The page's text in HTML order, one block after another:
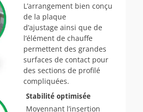
L’arrangement bien conçu
de la plaque
d’ajustage ainsi que de
l’élément de chauffe
permet­tent des grandes
surfaces de contact pour
des sections de profilé
compliquées.
Stabilité optimisée
Moyennant l’insertion